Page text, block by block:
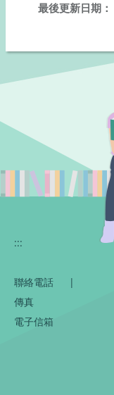
最後更新日期：
:::
聯絡電話
|
傳真
電子信箱